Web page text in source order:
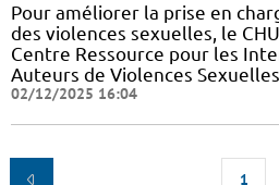
Pour améliorer la prise en
des violences sexuelles, le
Centre Ressource pour les
Auteurs de Violences
02/12/2025 16:04
1